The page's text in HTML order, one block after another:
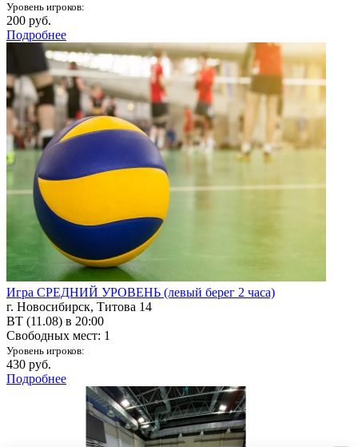
Уровень игроков:
200 руб.
Подробнее
Игра СРЕДНИЙ УРОВЕНЬ (левый берег 2 часа)
г. Новосибирск, Титова 14
ВТ (11.08) в 20:00
Свободных мест: 1
Уровень игроков:
430 руб.
Подробнее